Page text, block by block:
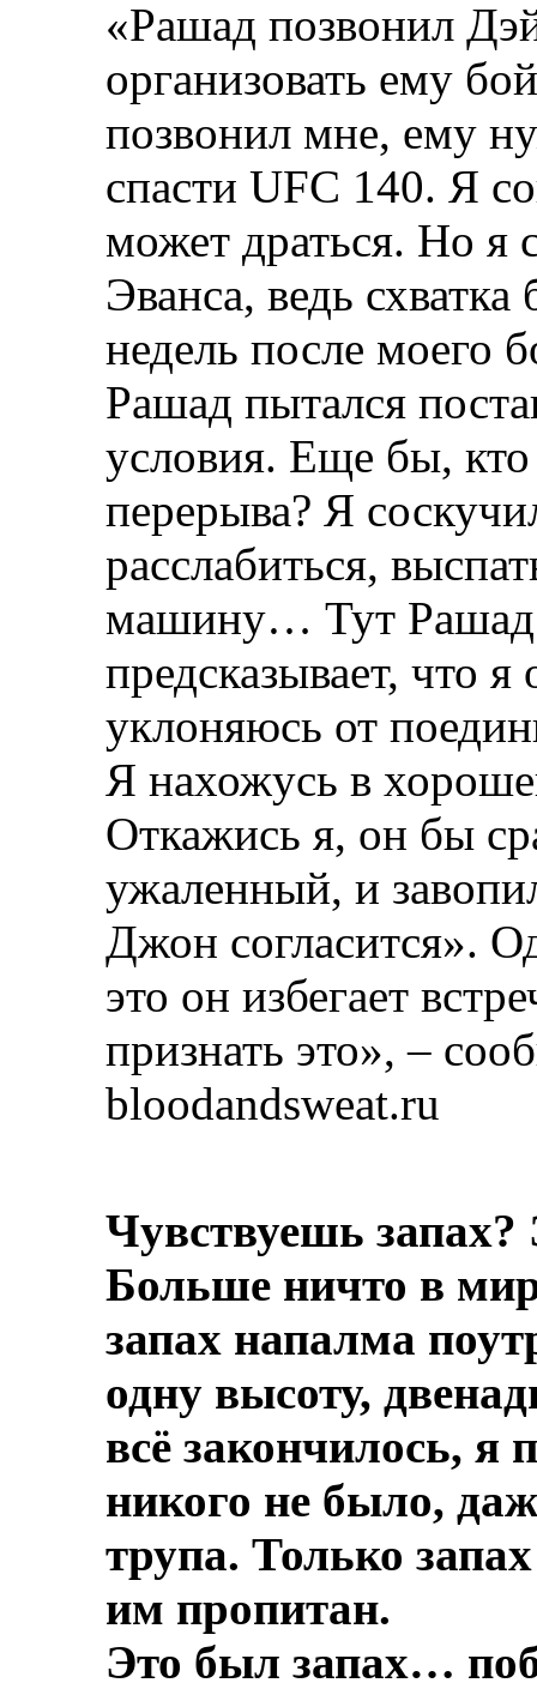
«Рашад позвонил
организовать ему
позвонил мне, ему
спасти UFC 140. Я
может драться. Но я
Эванса, ведь схватка
недель после моего
Рашад пытался
условия. Еще бы, кто
перерыва? Я
расслабиться,
машину… Тут Рашад
предсказывает, что
уклоняюсь от
Я нахожусь в
Откажись я, он бы
ужаленный, и
Джон согласится».
это он избегает
признать это», –
bloodandsweat.ru
Чувствуешь
Больше ничто в
запах напалма
одну высоту,
всё закончилось, я
никого не было,
трупа. Только
им пропитан.
Это был запах…